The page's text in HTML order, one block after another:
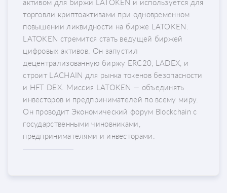
активом для биржи LATOKEN и используется для
торговли криптоактивами при одновременном
повышении ликвидности на бирже LATOKEN.
LATOKEN стремится стать ведущей биржей
цифровых активов. Он запустил
децентрализованную биржу ERC20, LADEX, и
строит LACHAIN ​​для рынка токенов безопасности
и HFT DEX. Миссия LATOKEN — объединять
инвесторов и предпринимателей по всему миру.
Он проводит Экономический форум Blockchain с
государственными чиновниками,
предпринимателями и инвесторами.